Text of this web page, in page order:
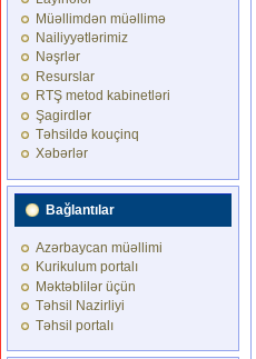
Müəllimdən müəllimə
Nailiyyətlərimiz
Nəşrlər
Resurslar
RTŞ metod kabinetləri
Şagirdlər
Təhsildə kouçinq
Xəbərlər
Bağlantılar
Azərbaycan müəllimi
Kurikulum portalı
Məktəblilər üçün
Təhsil Nazirliyi
Təhsil portalı